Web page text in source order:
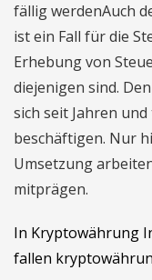
fällig werdenAuch
ist ein Fall für die
Erhebung von
diejenigen sind.
sich seit Jahren
beschäftigen. Nur
Umsetzung
mitprägen.
In Kryptowährung
fallen